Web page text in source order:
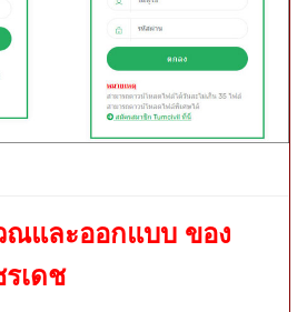
ณและออกแบบ ของ
เดช